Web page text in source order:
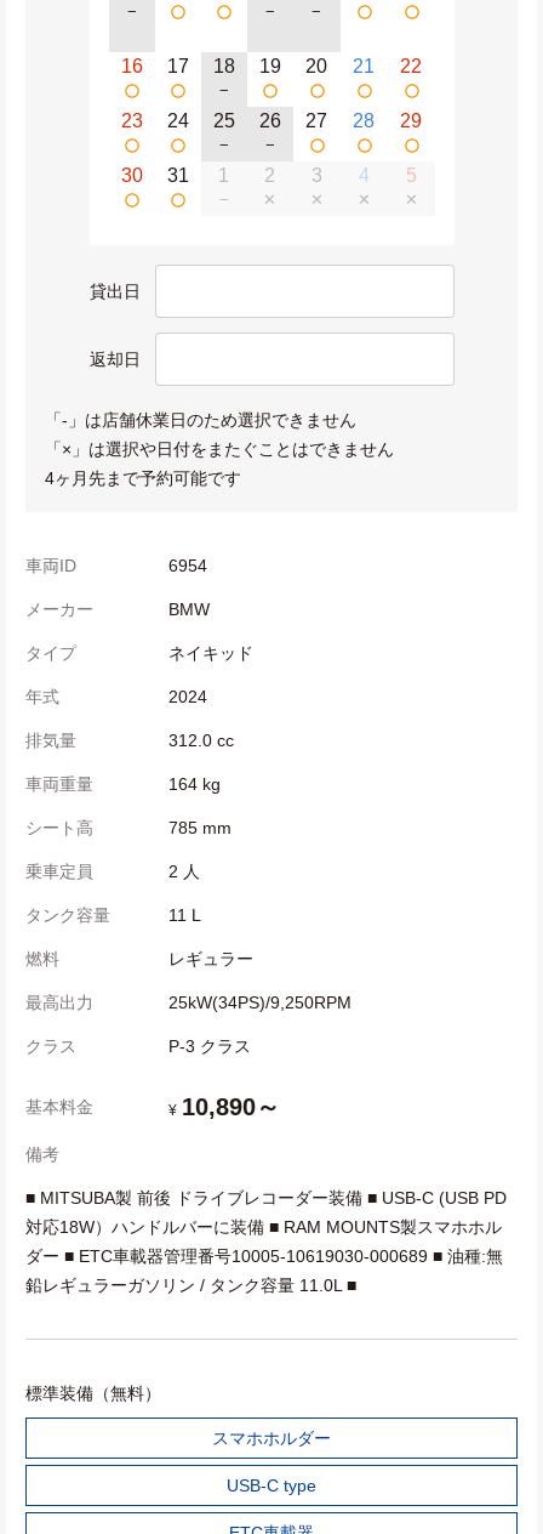
− − −
16 17 18
−
19 20 21 22
23 24 25
−
26
−
27 28 29
30 31 1
−
2
✕
3
✕
4
✕
5
✕
貸出日
返却日
「-」は店舗休業日のため選択できません
「×」は選択や日付をまたぐことはできません
4ヶ月先まで予約可能です
車両ID 6954
メーカー BMW
タイプ ネイキッド
年式 2024
排気量 312.0 cc
車両重量 164 kg
シート高 785 mm
乗車定員 2 人
タンク容量 11 L
燃料 レギュラー
最高出力 25kW(34PS)/9,250RPM
クラス P-3 クラス
基本料金 ¥ 10,890～
備考
■ MITSUBA製 前後 ドライブレコーダー装備 ■ USB-C (USB PD
対応18W）ハンドルバーに装備 ■ RAM MOUNTS製スマホホル
ダー ■ ETC車載器管理番号10005-10619030-000689 ■ 油種:無
鉛レギュラーガソリン / タンク容量 11.0L ■
標準装備（無料）
スマホホルダー
USB-C type